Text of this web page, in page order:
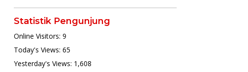
Statistik Pengunjung
Online Visitors: 9
Today's Views: 65
Yesterday's Views: 1,608